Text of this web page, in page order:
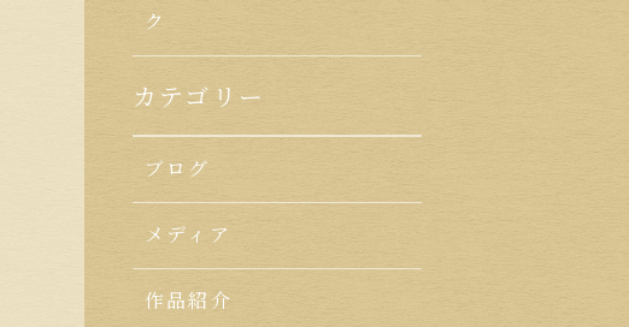
ク
カテゴリー
ブログ
メディア
作品紹介